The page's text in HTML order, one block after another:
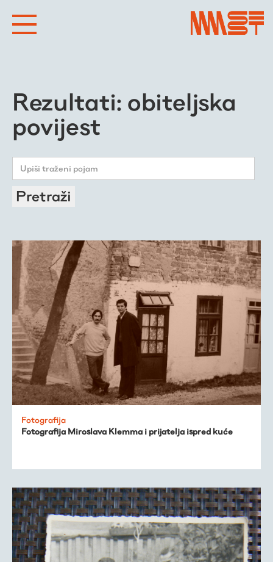
Rezultati: obiteljska
povijest
Pretraži
Fotografija
Fotografija Miroslava Klemma i prijatelja ispred kuće